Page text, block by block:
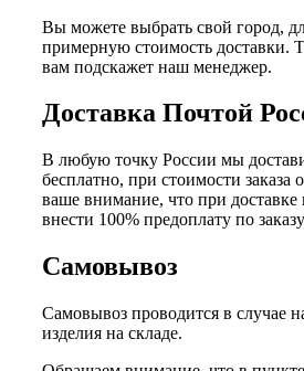
Вы можете выбрать свой город,
примерную стоимость доставки.
вам подскажет наш менеджер.
Доставка Почтой
В любую точку России мы
бесплатно, при стоимости
ваше внимание, что при доставке
внести 100% предоплату по
Самовывоз
Самовывоз проводится в случае
изделия на складе.